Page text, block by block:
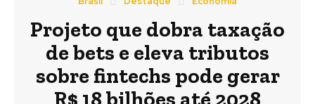
Projeto que dobra taxação
de bets e eleva tributos
sobre fintechs pode gerar